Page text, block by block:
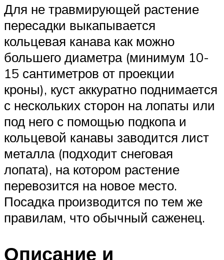
Для не травмирующей растение
пересадки выкапывается
кольцевая канава как можно
большего диаметра (минимум 10-
15 сантиметров от проекции
кроны), куст аккуратно поднимается
с нескольких сторон на лопаты или
под него с помощью подкопа и
кольцевой канавы заводится лист
металла (подходит снеговая
лопата), на котором растение
перевозится на новое место.
Посадка производится по тем же
правилам, что обычный саженец.
Описание и